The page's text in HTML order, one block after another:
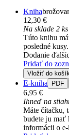
Kniha
12,30 €
Na sklade 2 ks
Túto knihu
posledné
Dodanie
Pridať do
Vložiť do
E-kniha PDF
6,95 €
Ihneď na
Máte čítačku,
budete ju mať
informácii o